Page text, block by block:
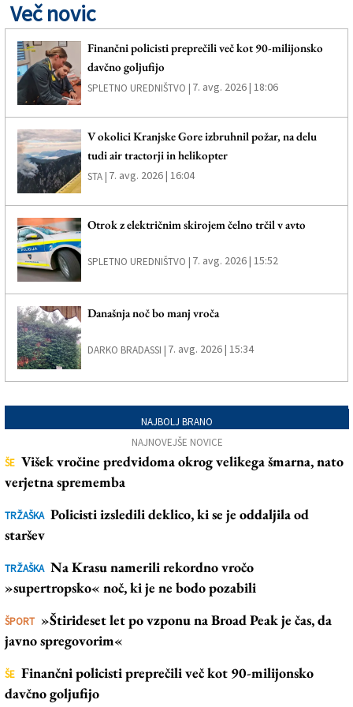
Več novic
Finančni policisti preprečili več kot 90-milijonsko
davčno goljufijo
SPLETNO UREDNIŠTVO | 7. avg. 2026 | 18:06
V okolici Kranjske Gore izbruhnil požar, na delu
tudi air tractorji in helikopter
STA | 7. avg. 2026 | 16:04
Otrok z električnim skirojem čelno trčil v avto
SPLETNO UREDNIŠTVO | 7. avg. 2026 | 15:52
Današnja noč bo manj vroča
DARKO BRADASSI | 7. avg. 2026 | 15:34
NAJBOLJ BRANO
NAJNOVEJŠE NOVICE
ŠE Višek vročine predvidoma okrog velikega šmarna, nato
verjetna sprememba
TRŽAŠKA Policisti izsledili deklico, ki se je oddaljila od
staršev
TRŽAŠKA Na Krasu namerili rekordno vročo
»supertropsko« noč, ki je ne bodo pozabili
ŠPORT »Štirideset let po vzponu na Broad Peak je čas, da
javno spregovorim«
ŠE Finančni policisti preprečili več kot 90-milijonsko
davčno goljufijo